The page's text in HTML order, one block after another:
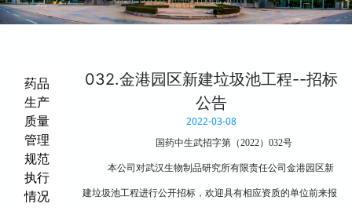
药品
生产
质量
管理
规范
执行
情况
032.金港园区新建垃圾池工程--招标
公告
2022-03-08
国药中生武招字第（2022） 032号
本公司对武汉生物制品研究所有限责任公司金港园区新
建垃圾池工程进行公开招标，欢迎具有相应资质的单位前来报